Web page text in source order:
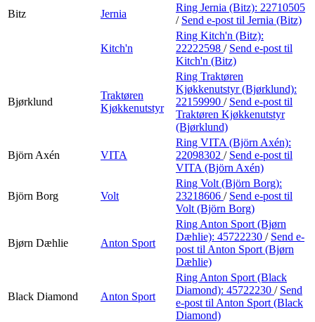
Bitz
Jernia
Ring Jernia (Bitz): 22710505
/ Send e-post til Jernia (Bitz)
Kitch'n
Ring Kitch'n (Bitz):
22222598 / Send e-post til
Kitch'n (Bitz)
Bjørklund
Traktøren
Kjøkkenutstyr
Ring Traktøren
Kjøkkenutstyr (Bjørklund):
22159990 / Send e-post til
Traktøren Kjøkkenutstyr
(Bjørklund)
Björn Axén VITA
Ring VITA (Björn Axén):
22098302 / Send e-post til
VITA (Björn Axén)
Björn Borg Volt
Ring Volt (Björn Borg):
23218606 / Send e-post til
Volt (Björn Borg)
Bjørn Dæhlie Anton Sport
Ring Anton Sport (Bjørn
Dæhlie): 45722230 / Send e-
post til Anton Sport (Bjørn
Dæhlie)
Black Diamond Anton Sport
Ring Anton Sport (Black
Diamond): 45722230 / Send
e-post til Anton Sport (Black
Diamond)